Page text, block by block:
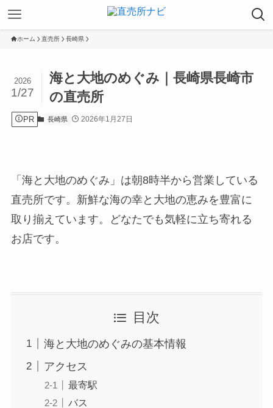
ホーム 直売所 長崎県
海と大地のめぐみ｜長崎県長崎市
の直売所
2026
1/27
PR 長崎県 2026年1月27日
「海と大地のめぐみ」は朝8時半から営業している
直売所です。新鮮な海の幸と大地の恵みを豊富に
取り揃えています。どなたでも気軽に立ち寄れる
お店です。
目次
海と大地のめぐみの基本情報
アクセス
最寄駅
バス